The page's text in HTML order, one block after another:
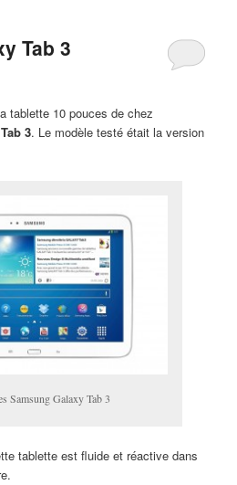
Tab 3
tablette 10 pouces de chez
3. Le modèle testé était la version
Samsung Galaxy Tab 3
tablette est fluide et réactive dans